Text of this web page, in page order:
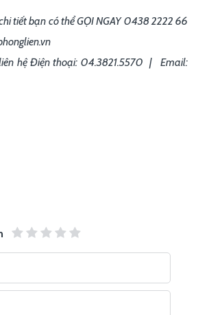
tiết bạn có thể GỌI NGAY 0438 2222 66
hệ Điện thoại: 04.3821.5570 | Email: